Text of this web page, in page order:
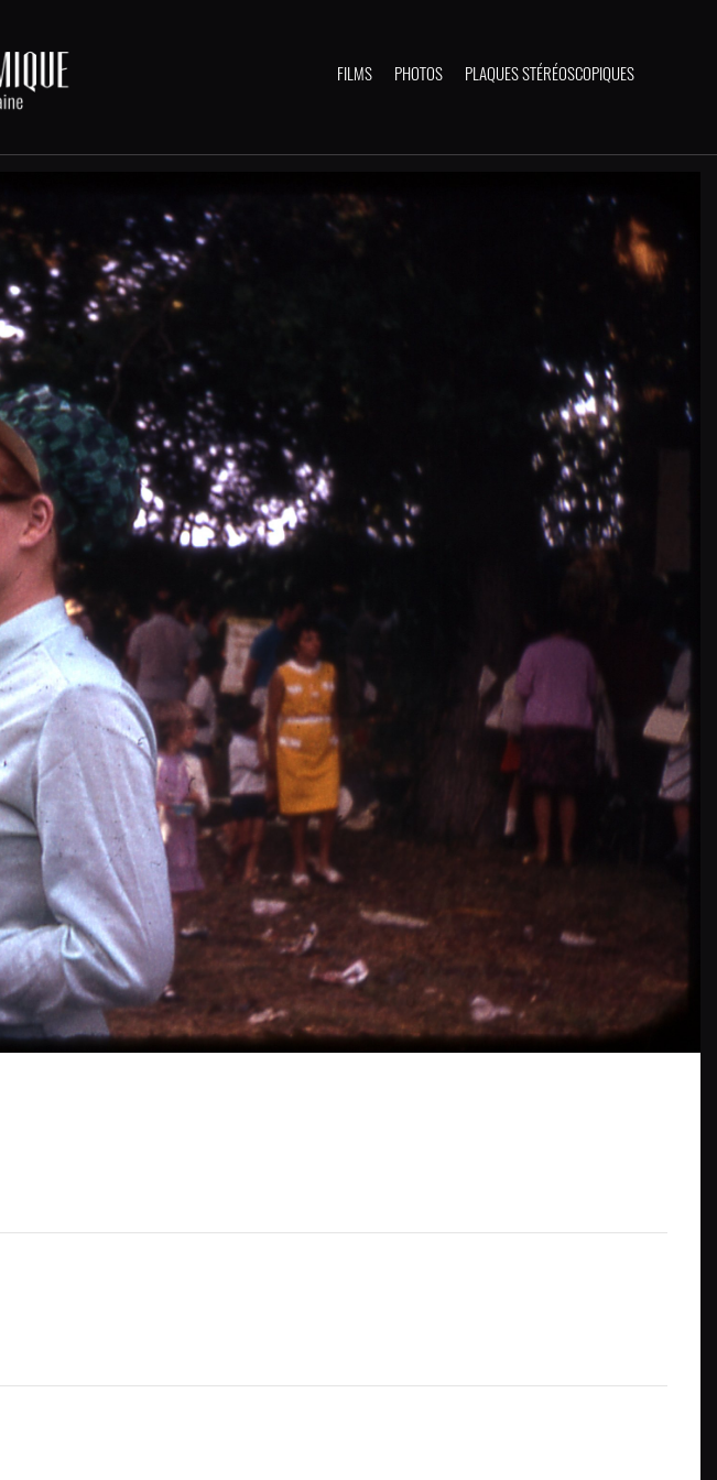
FILMS PHOTOS PLAQUES STÉRÉOSCOPIQUES